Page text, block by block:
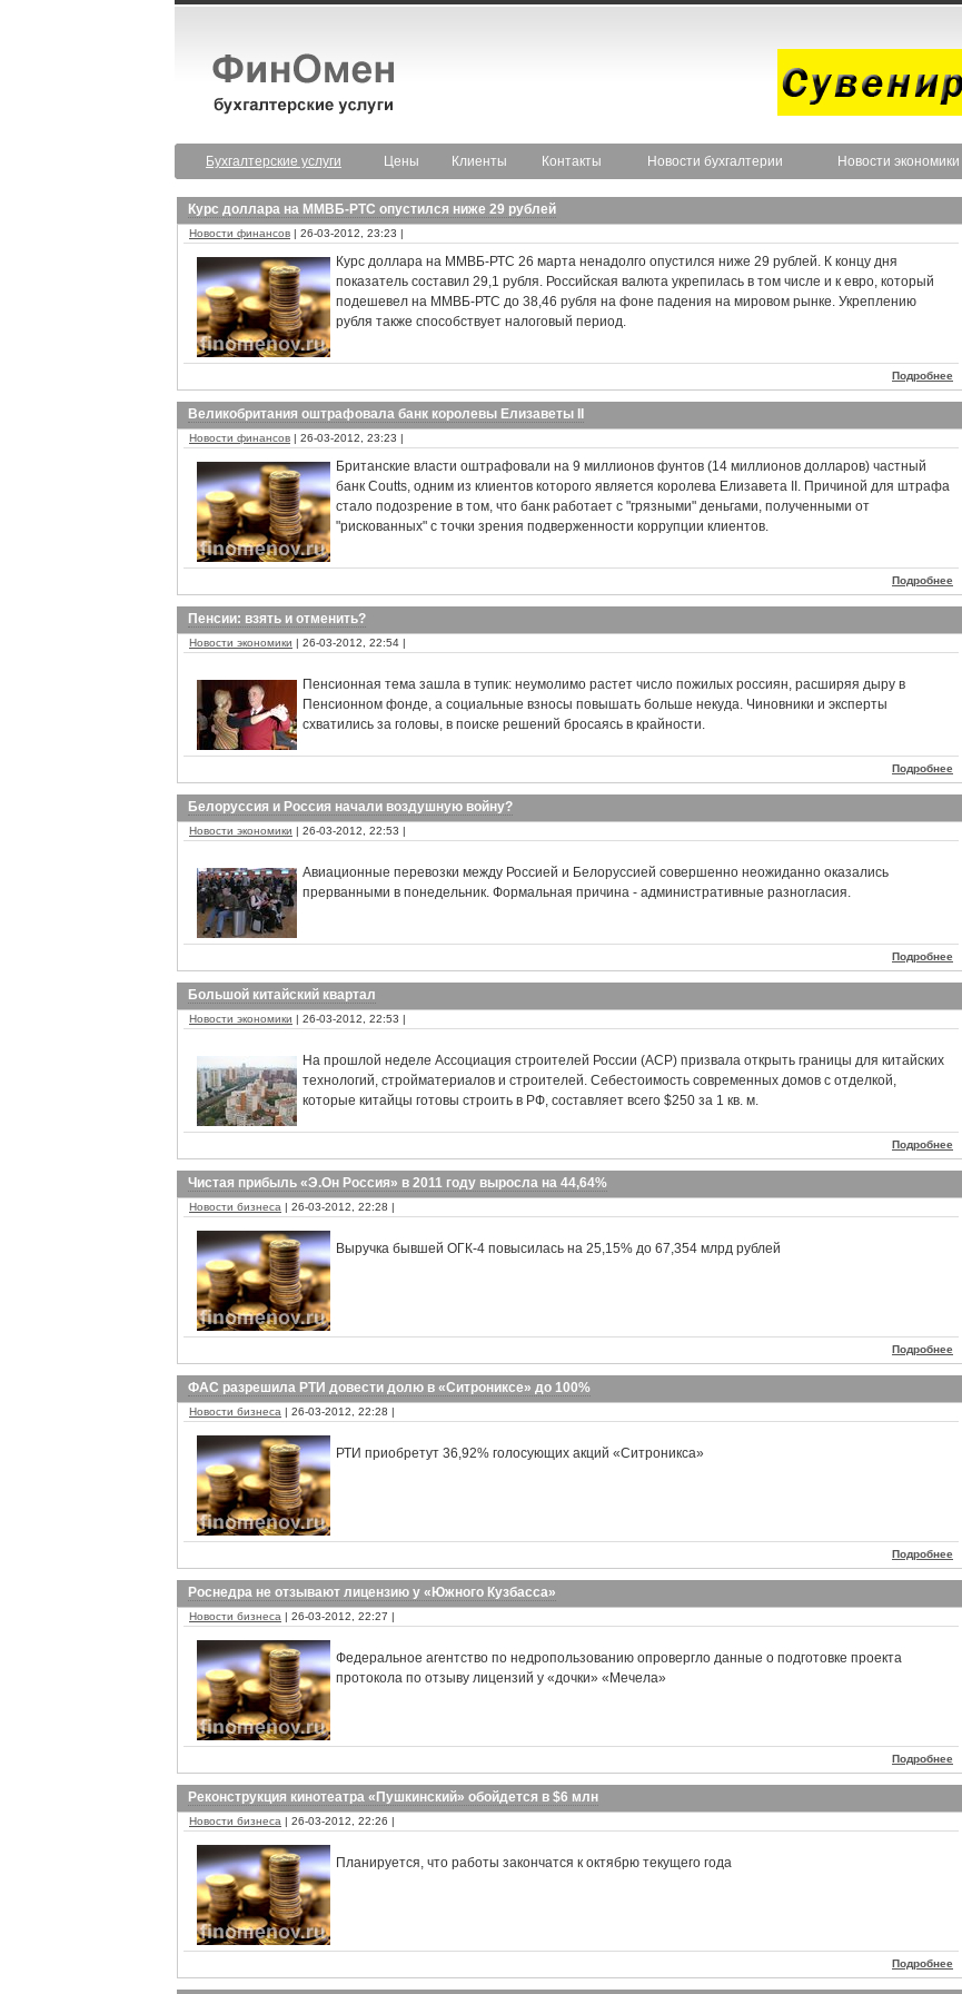
Бухгалтерские услуги
Цены Клиенты Контакты Новости бухгалтерии Новости экономики
Курс доллара на ММВБ-РТС опустился ниже 29 рублей
Новости финансов | 26-03-2012, 23:23 |
Курс доллара на ММВБ-РТС 26 марта ненадолго опустился ниже 29 рублей. К концу дня
показатель составил 29,1 рубля. Российская валюта укрепилась в том числе и к евро, который
подешевел на ММВБ-РТС до 38,46 рубля на фоне падения на мировом рынке. Укреплению
рубля также способствует налоговый период.
Подробнее
Великобритания оштрафовала банк королевы Елизаветы II
Новости финансов | 26-03-2012, 23:23 |
Британские власти оштрафовали на 9 миллионов фунтов (14 миллионов долларов) частный
банк Coutts, одним из клиентов которого является королева Елизавета II. Причиной для штрафа
стало подозрение в том, что банк работает с "грязными" деньгами, полученными от
"рискованных" с точки зрения подверженности коррупции клиентов.
Подробнее
Пенсии: взять и отменить?
Новости экономики | 26-03-2012, 22:54 |
Пенсионная тема зашла в тупик: неумолимо растет число пожилых россиян, расширяя дыру в
Пенсионном фонде, а социальные взносы повышать больше некуда. Чиновники и эксперты
схватились за головы, в поиске решений бросаясь в крайности.
Подробнее
Белоруссия и Россия начали воздушную войну?
Новости экономики | 26-03-2012, 22:53 |
Авиационные перевозки между Россией и Белоруссией совершенно неожиданно оказались
прерванными в понедельник. Формальная причина - административные разногласия.
Подробнее
Большой китайский квартал
Новости экономики | 26-03-2012, 22:53 |
На прошлой неделе Ассоциация строителей России (АСР) призвала открыть границы для китайских
технологий, стройматериалов и строителей. Себестоимость современных домов с отделкой,
которые китайцы готовы строить в РФ, составляет всего $250 за 1 кв. м.
Подробнее
Чистая прибыль «Э.Oн Россия» в 2011 году выросла на 44,64%
Новости бизнеса | 26-03-2012, 22:28 |
Выручка бывшей ОГК-4 повысилась на 25,15% до 67,354 млрд рублей
Подробнее
ФАС разрешила РТИ довести долю в «Ситрониксе» до 100%
Новости бизнеса | 26-03-2012, 22:28 |
РТИ приобретут 36,92% голосующих акций «Ситроникса»
Подробнее
Роснедра не отзывают лицензию у «Южного Кузбасса»
Новости бизнеса | 26-03-2012, 22:27 |
Федеральное агентство по недропользованию опровергло данные о подготовке проекта
протокола по отзыву лицензий у «дочки» «Мечела»
Подробнее
Реконструкция кинотеатра «Пушкинский» обойдется в $6 млн
Новости бизнеса | 26-03-2012, 22:26 |
Планируется, что работы закончатся к октябрю текущего года
Подробнее